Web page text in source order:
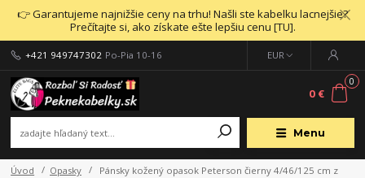
👉 Garantujeme najnižšie ceny na trhu! Našli ste kabelku lacnejšie?
Prečítajte si, ako získate ešte lepšiu cenu [TU].
Menu
EUR
+421 949747302 Po-Pia 10-16
0
0 €
Úvod Opasky
Pánsky kožený opasok Peterson čierny 4/46/125 cm z